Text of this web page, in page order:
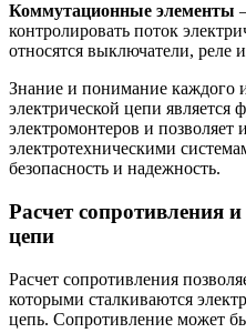
Коммутационные элементы
контролировать поток
относятся выключатели, реле
Знание и понимание каждого
электрической цепи является
электромонтеров и позволяет
электротехническими
безопасность и надежность.
Расчет сопротивления
цепи
Расчет сопротивления
которыми сталкиваются
цепь. Сопротивление может